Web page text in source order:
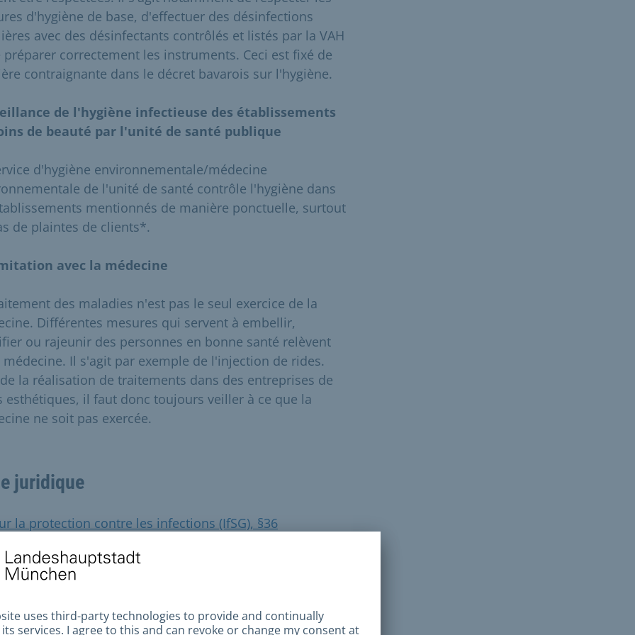
d'hygiène de base, d'effectuer des désinfections
avec des désinfectants contrôlés et listés par la VAH
préparer correctement les instruments. Ceci est fixé de
contraignante dans le décret bavarois sur l'hygiène.
de l'hygiène infectieuse des établissements
de beauté par l'unité de santé publique
d'hygiène environnementale/médecine
de l'unité de santé contrôle l'hygiène dans
mentionnés de manière ponctuelle, surtout
de plaintes de clients*.
avec la médecine
des maladies n'est pas le seul exercice de la
Différentes mesures qui servent à embellir,
ou rajeunir des personnes en bonne santé relèvent
médecine. Il s'agit par exemple de l'injection de rides.
la réalisation de traitements dans des entreprises de
esthétiques, il faut donc toujours veiller à ce que la
ne soit pas exercée.
juridique
la protection contre les infections (IfSG), §36
sur la prévention des maladies transmissibles (décret
- BayHygV)
le service de santé publique (Gesundheitsdienstgesetz -